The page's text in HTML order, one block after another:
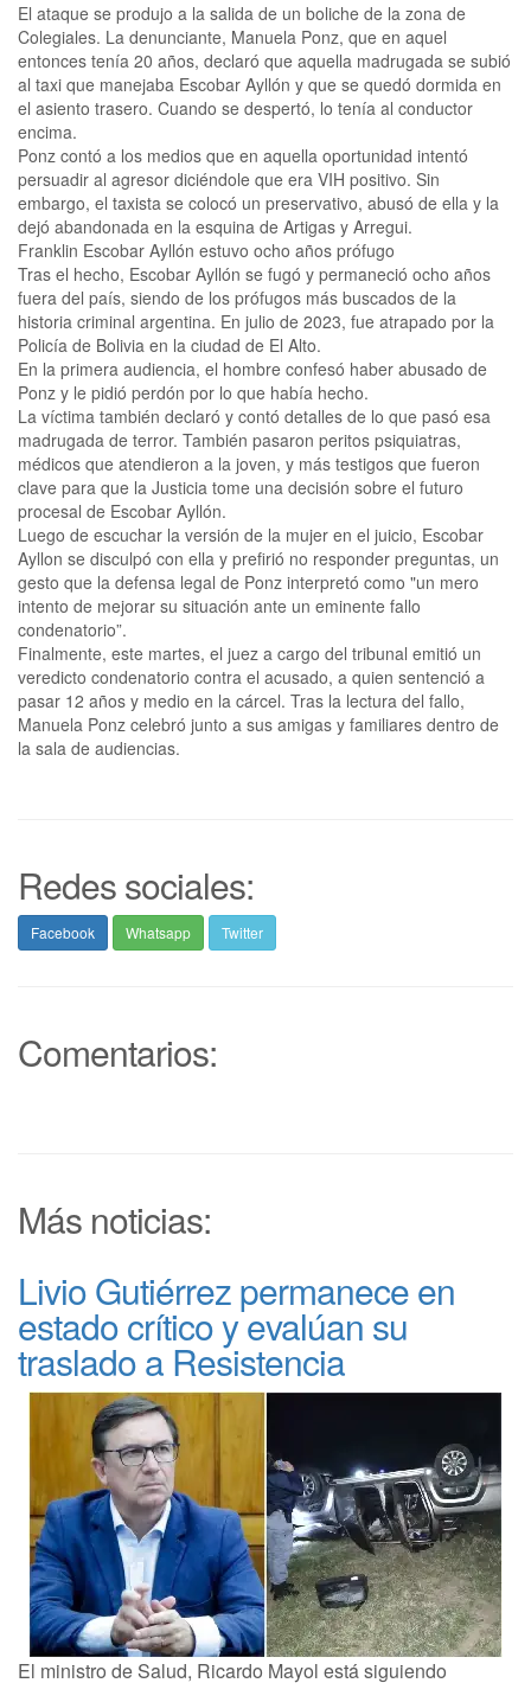
El ataque se produjo a la salida de un boliche de la zona de
Colegiales. La denunciante, Manuela Ponz, que en aquel
entonces tenía 20 años, declaró que aquella madrugada se subió
al taxi que manejaba Escobar Ayllón y que se quedó dormida en
el asiento trasero. Cuando se despertó, lo tenía al conductor
encima.
Ponz contó a los medios que en aquella oportunidad intentó
persuadir al agresor diciéndole que era VIH positivo. Sin
embargo, el taxista se colocó un preservativo, abusó de ella y la
dejó abandonada en la esquina de Artigas y Arregui.
Franklin Escobar Ayllón estuvo ocho años prófugo
Tras el hecho, Escobar Ayllón se fugó y permaneció ocho años
fuera del país, siendo de los prófugos más buscados de la
historia criminal argentina. En julio de 2023, fue atrapado por la
Policía de Bolivia en la ciudad de El Alto.
En la primera audiencia, el hombre confesó haber abusado de
Ponz y le pidió perdón por lo que había hecho.
La víctima también declaró y contó detalles de lo que pasó esa
madrugada de terror. También pasaron peritos psiquiatras,
médicos que atendieron a la joven, y más testigos que fueron
clave para que la Justicia tome una decisión sobre el futuro
procesal de Escobar Ayllón.
Luego de escuchar la versión de la mujer en el juicio, Escobar
Ayllon se disculpó con ella y prefirió no responder preguntas, un
gesto que la defensa legal de Ponz interpretó como "un mero
intento de mejorar su situación ante un eminente fallo
condenatorio”.
Finalmente, este martes, el juez a cargo del tribunal emitió un
veredicto condenatorio contra el acusado, a quien sentenció a
pasar 12 años y medio en la cárcel. Tras la lectura del fallo,
Manuela Ponz celebró junto a sus amigas y familiares dentro de
la sala de audiencias.
Redes sociales:
Facebook Whatsapp Twitter
Comentarios:
Más noticias:
Livio Gutiérrez permanece en
estado crítico y evalúan su
traslado a Resistencia
El ministro de Salud, Ricardo Mayol está siguiendo